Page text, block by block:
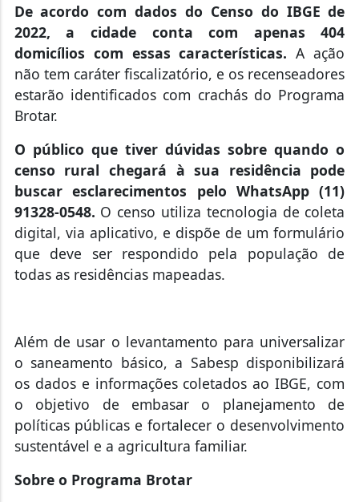
De acordo com dados do Censo do IBGE de
2022, a cidade conta com apenas 404
domicílios com essas características. A ação
não tem caráter fiscalizatório, e os recenseadores
estarão identificados com crachás do Programa
Brotar.
O público que tiver dúvidas sobre quando o
censo rural chegará à sua residência pode
buscar esclarecimentos pelo WhatsApp (11)
91328-0548. O censo utiliza tecnologia de coleta
digital, via aplicativo, e dispõe de um formulário
que deve ser respondido pela população de
todas as residências mapeadas.
Além de usar o levantamento para universalizar
o saneamento básico, a Sabesp disponibilizará
os dados e informações coletados ao IBGE, com
o objetivo de embasar o planejamento de
políticas públicas e fortalecer o desenvolvimento
sustentável e a agricultura familiar.
Sobre o Programa Brotar